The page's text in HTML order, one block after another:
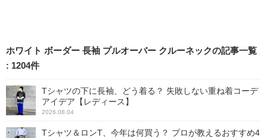
た着こなし。モデルさんは
タイトスカートですっきり
ホワイト ボーダー 長袖 プルオーバー クルーネックの記事一覧
: 1204件
Tシャツの下に長袖、どう着る？ 失敗しない重ね着コーデ
アイデア【レディース】
2026.08.04
Tシャツ＆ロンT、今年は何買う？ プロが教えるおすすめ4